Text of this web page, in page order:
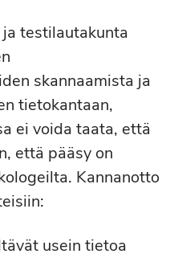
testilautakunta
skannaamista ja
tietokantaan,
ei voida taata, että
että pääsy on
Kannanotto
usein tietoa